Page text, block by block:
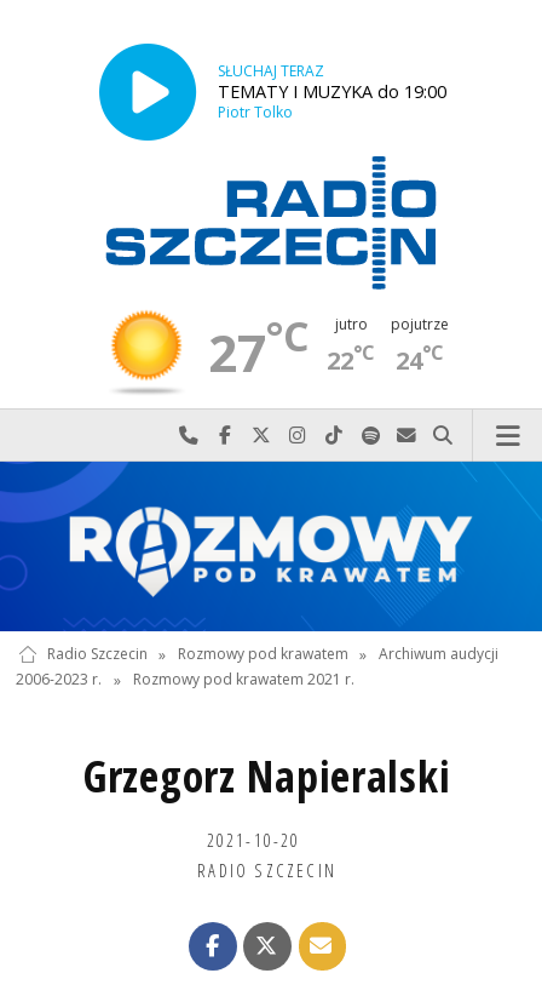
SŁUCHAJ TERAZ
TEMATY I MUZYKA do 19:00
Piotr Tolko
27°C jutro
22°C
pojutrze
24°C
Najlepiej po prostu do nas zadzwoń
Odwiedź nas na Facebook-u
Odwiedź nas na X
Odwiedź nas na Instagram-ie
Odwiedź nas na TikTok-u
Szukaj nas na Spotify
Wyślij do nas
Szukaj
Radio Szczecin » Rozmowy pod krawatem » Archiwum audycji
2006-2023 r.
» Rozmowy pod krawatem 2021 r.
Grzegorz Napieralski
2021-10-20
RADIO SZCZECIN